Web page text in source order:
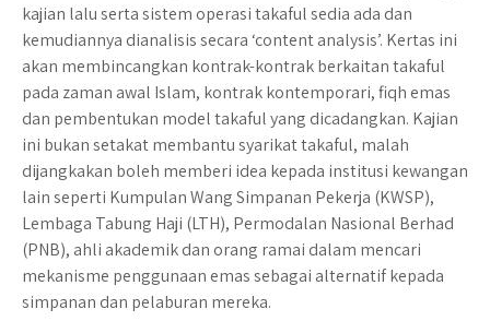
kajian lalu serta sistem operasi takaful sedia ada dan
kemudiannya dianalisis secara ‘content analysis’. Kertas ini
akan membincangkan kontrak-kontrak berkaitan takaful
pada zaman awal Islam, kontrak kontemporari, fiqh emas
dan pembentukan model takaful yang dicadangkan. Kajian
ini bukan setakat membantu syarikat takaful, malah
dijangkakan boleh memberi idea kepada institusi kewangan
lain seperti Kumpulan Wang Simpanan Pekerja (KWSP),
Lembaga Tabung Haji (LTH), Permodalan Nasional Berhad
(PNB), ahli akademik dan orang ramai dalam mencari
mekanisme penggunaan emas sebagai alternatif kepada
simpanan dan pelaburan mereka.